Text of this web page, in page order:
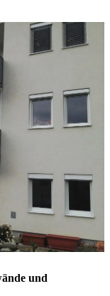
und